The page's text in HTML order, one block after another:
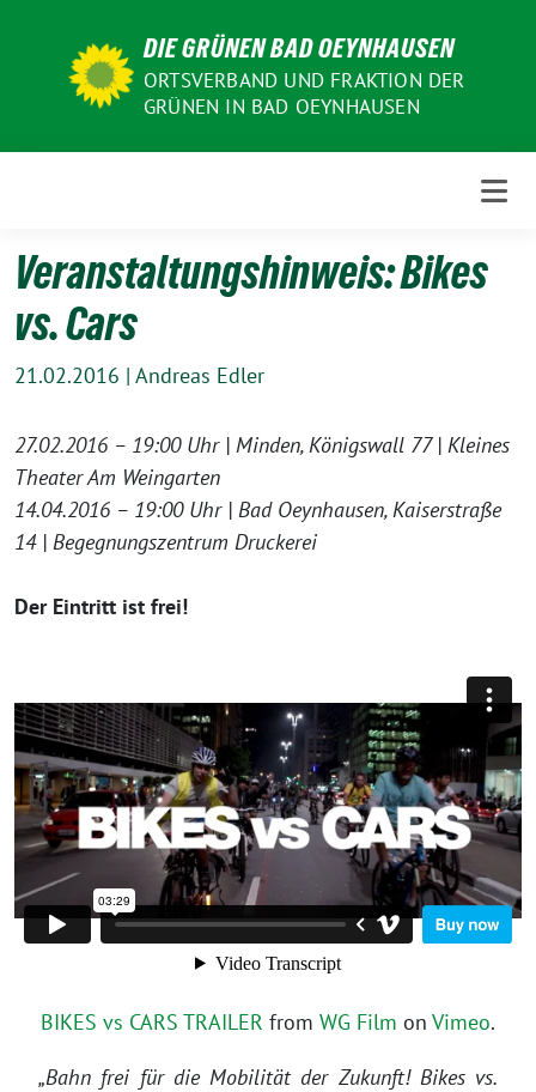
DIE GRÜNEN BAD OEYNHAUSEN
ORTSVERBAND UND FRAKTION DER
GRÜNEN IN BAD OEYNHAUSEN
Veranstaltungshinweis: Bikes
vs. Cars
21.02.2016 | Andreas Edler
27.02.2016 – 19:00 Uhr | Minden, Königswall 77 | Kleines
Theater Am Weingarten
14.04.2016 – 19:00 Uhr | Bad Oeynhausen, Kaiserstraße
14 | Begegnungszentrum Druckerei
Der Eintritt ist frei!
BIKES vs CARS TRAILER from WG Film on Vimeo.
„Bahn frei für die Mobilität der Zukunft! Bikes vs.